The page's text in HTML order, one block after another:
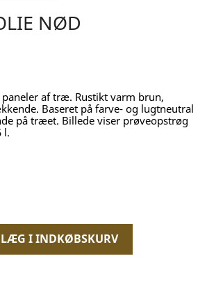
NØD
af træ. Rustikt varm brun,
Baseret på farve- og lugtneutral
på træet. Billede viser prøveopstrøg
l.
LÆG I INDKØBSKURV